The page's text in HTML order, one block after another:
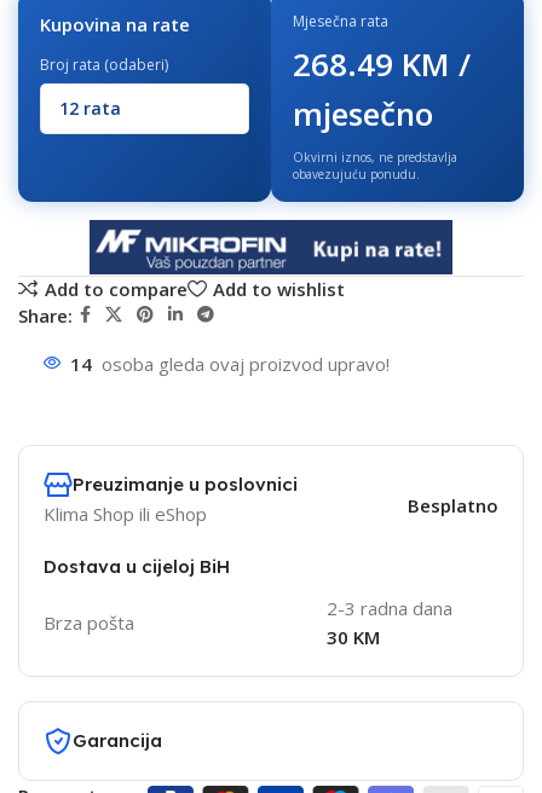
Kupovina na rate
Broj rata (odaberi)
Mjesečna rata
268.49 KM /
mjesečno
Okvirni iznos, ne predstavlja
obavezujuću ponudu.
Add to compare
Add to wishlist
Share:
14 osoba gleda ovaj proizvod upravo!
Preuzimanje u poslovnici
Klima Shop ili eShop Besplatno
Dostava u cijeloj BiH
Brza pošta
2-3 radna dana
30 KM
Garancija